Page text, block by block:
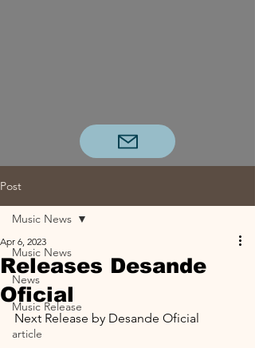
Post
Music News
News
Music Release
article
Music News
Releases Desande
Oficial
Apr 6, 2023
Next Release by Desande Oficial